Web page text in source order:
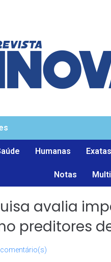
Humanas Exatas
Notas
avalia
preditores